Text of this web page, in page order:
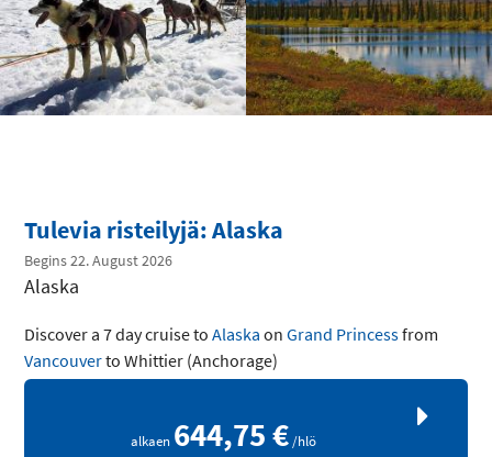
Tulevia risteilyjä: Alaska
Begins 22. August 2026
Alaska
Discover a 7 day cruise toAlaskaonGrand Princessfrom
Vancouverto Whittier (Anchorage)
alkaen 644,75 €/hlö